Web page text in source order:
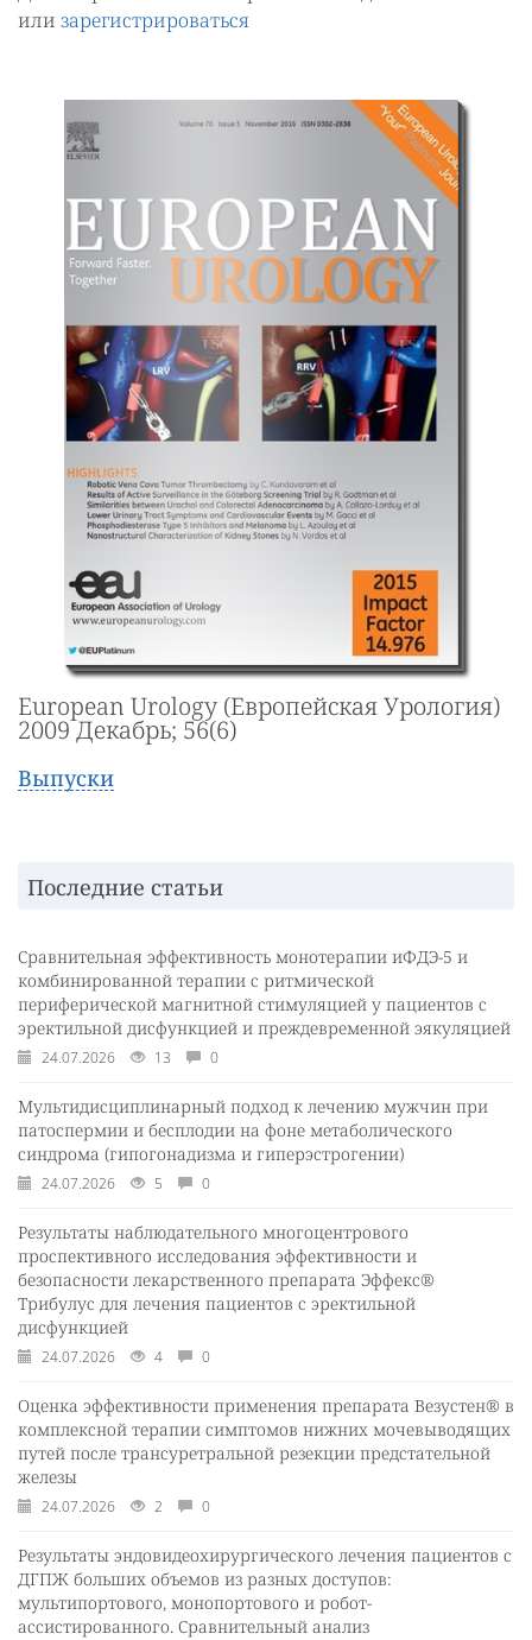
или зарегистрироваться
European Urology (Европейская Урология)
2009 Декабрь; 56(6)
Выпуски
Последние статьи
Сравнительная эффективность монотерапии иФДЭ-5 и
комбинированной терапии с ритмической
периферической магнитной стимуляцией у пациентов с
эректильной дисфункцией и преждевременной эякуляцией
24.07.2026 13 0
Мультидисциплинарный подход к лечению мужчин при
патоспермии и бесплодии на фоне метаболического
синдрома (гипогонадизма и гиперэстрогении)
24.07.2026 5 0
Результаты наблюдательного многоцентрового
проспективного исследования эффективности и
безопасности лекарственного препарата Эффекс®
Трибулус для лечения пациентов с эректильной
дисфункцией
24.07.2026 4 0
Оценка эффективности применения препарата Везустен® в
комплексной терапии симптомов нижних мочевыводящих
путей после трансуретральной резекции предстательной
железы
24.07.2026 2 0
Результаты эндовидеохирургического лечения пациентов с
ДГПЖ больших объемов из разных доступов:
мультипортового, монопортового и робот-
ассистированного. Сравнительный анализ